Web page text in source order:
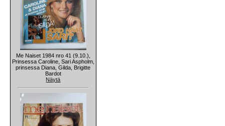
Me Naiset 1984 nro 41 (9.10.),
Prinsessa Caroline, Sari Aspholm,
prinsessa Diana, Gilda, Brigitte
Bardot
Näytä